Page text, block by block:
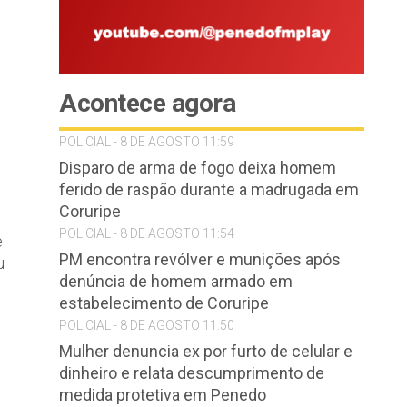
Acontece agora
POLICIAL - 8 DE AGOSTO 11:59
Disparo de arma de fogo deixa homem
ferido de raspão durante a madrugada em
Coruripe
POLICIAL - 8 DE AGOSTO 11:54
PM encontra revólver e munições após
denúncia de homem armado em
estabelecimento de Coruripe
POLICIAL - 8 DE AGOSTO 11:50
Mulher denuncia ex por furto de celular e
dinheiro e relata descumprimento de
medida protetiva em Penedo